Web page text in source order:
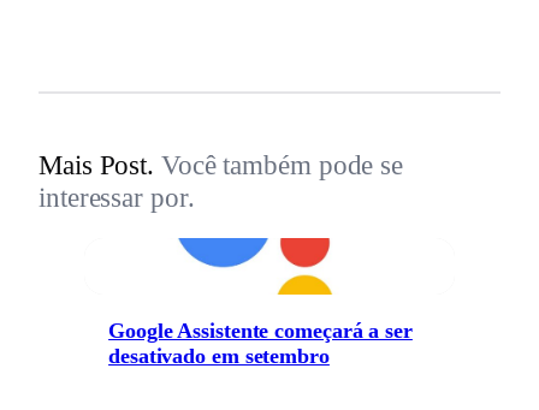
Mais Post. Você também pode se
interessar por.
Google Assistente começará a ser
desativado em setembro